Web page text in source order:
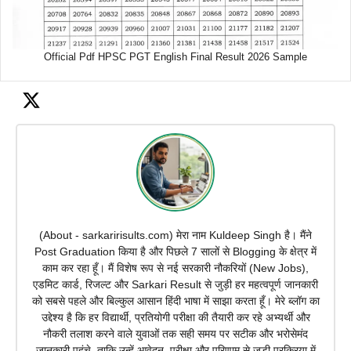
Official Pdf HPSC PGT English Final Result 2026 Sample
(About - sarkaririsults.com) मेरा नाम Kuldeep Singh है। मैंने
Post Graduation किया है और पिछले 7 सालों से Blogging के क्षेत्र में
काम कर रहा हूँ। मैं विशेष रूप से नई सरकारी नौकरियों (New Jobs),
एडमिट कार्ड, रिजल्ट और Sarkari Result से जुड़ी हर महत्वपूर्ण जानकारी
को सबसे पहले और बिल्कुल आसान हिंदी भाषा में साझा करता हूँ। मेरे ब्लॉग का
उद्देश्य है कि हर विद्यार्थी, प्रतियोगी परीक्षा की तैयारी कर रहे अभ्यर्थी और
नौकरी तलाश करने वाले युवाओं तक सही समय पर सटीक और भरोसेमंद